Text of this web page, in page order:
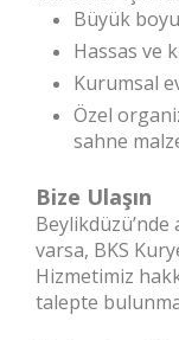
Büyük
Hassas ve
Kurumsal
Özel
sahne
Bize Ulaşın
Beylikdüzü’nde
varsa, BKS
Hizmetimiz
talepte